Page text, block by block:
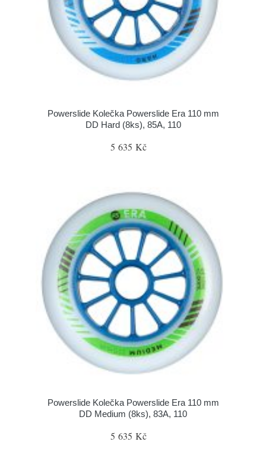
Powerslide Kolečka Powerslide Era 110 mm
DD Hard (8ks), 85A, 110
5 635 Kč
Powerslide Kolečka Powerslide Era 110 mm
DD Medium (8ks), 83A, 110
5 635 Kč